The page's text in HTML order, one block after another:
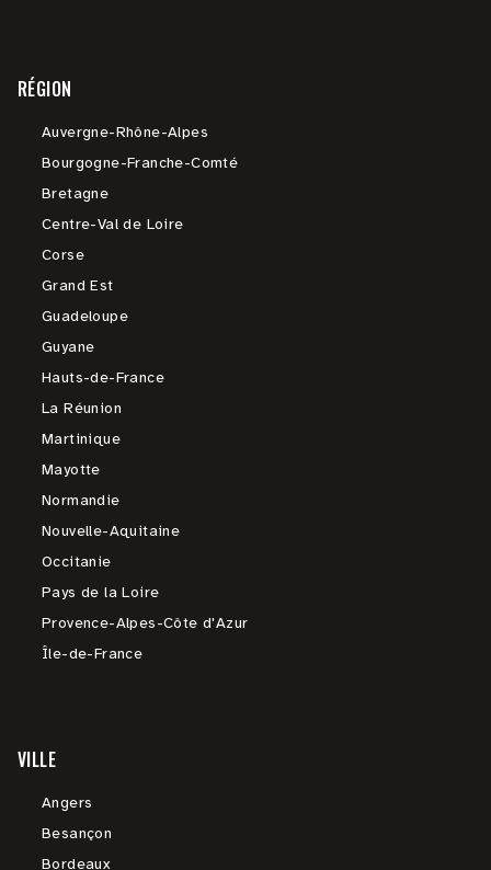
RÉGION
Auvergne-Rhône-Alpes
Bourgogne-Franche-Comté
Bretagne
Centre-Val de Loire
Corse
Grand Est
Guadeloupe
Guyane
Hauts-de-France
La Réunion
Martinique
Mayotte
Normandie
Nouvelle-Aquitaine
Occitanie
Pays de la Loire
Provence-Alpes-Côte d'Azur
Île-de-France
VILLE
Angers
Besançon
Bordeaux